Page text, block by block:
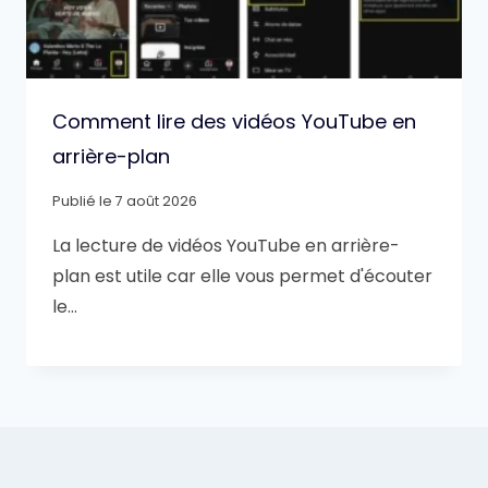
Comment lire des vidéos YouTube en
arrière-plan
Publié le 7 août 2026
La lecture de vidéos YouTube en arrière-
plan est utile car elle vous permet d'écouter
le…